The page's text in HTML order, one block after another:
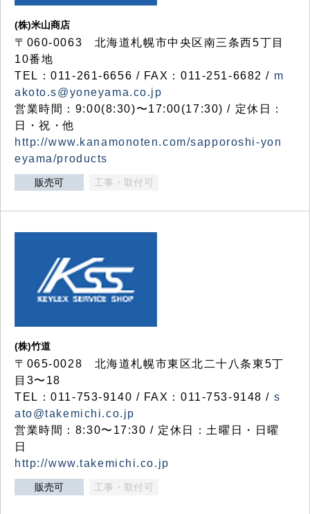
(株)米山商店
〒060-0063 北海道札幌市中央区南三条西5丁目
10番地
TEL：011-261-6656 / FAX：011-251-6682 / m
akoto.s@yoneyama.co.jp
営業時間：9:00(8:30)〜17:00(17:30) / 定休日：
日・祝・他
http://www.kanamonoten.com/sapporoshi-yon
eyama/products
販売可 工事・取付可
(株)竹道
〒065-0028 北海道札幌市東区北二十八条東5丁
目3〜18
TEL：011-753-9140 / FAX：011-753-9148 / s
ato@takemichi.co.jp
営業時間：8:30〜17:30 / 定休日：土曜日・日曜
日
http://www.takemichi.co.jp
販売可 工事・取付可